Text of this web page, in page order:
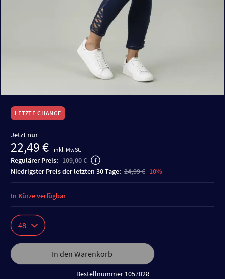
LETZTE CHANCE
Jetzt nur
22,49 € inkl. MwSt.
Regulärer Preis: 109,00 €
niedrigster Preis der letzten 30 Tage: 24,99 €-10%
48
In den Warenkorb
Bestellnummer 1057028
In Kürze verfügbar